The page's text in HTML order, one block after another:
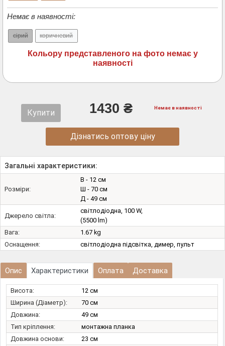
Немає в наявності:
сірий коричневий
Кольору представленого на фото немає у
наявності
Купити 1430 ₴ Немає в наявності
Дізнатись оптову ціну
Загальні характеристики:
Розміри:
В - 12 см
Ш - 70 см
Д - 49 см
Джерело світла:
світлодіодна, 100 W,
(5500 lm)
Вага:
1.67 kg
Оснащення:
світлодіодна підсвітка, димер, пульт
Опис Характеристики Оплата Доставка
Висота:
12 см
Ширина (Діаметр):
70 см
Довжина:
49 см
Тип кріплення:
монтажна планка
Довжина основи:
23 см